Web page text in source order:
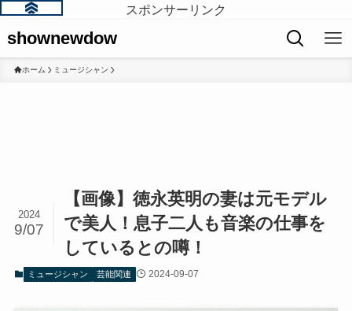
スポンサーリンク
shownewdow
ホーム ミュージシャン
【画像】徳永英明の妻は元モデル
で美人！息子二人も音楽の仕事を
しているとの噂！
2024
9/07
ミュージシャン 芸能関連 2024-09-07